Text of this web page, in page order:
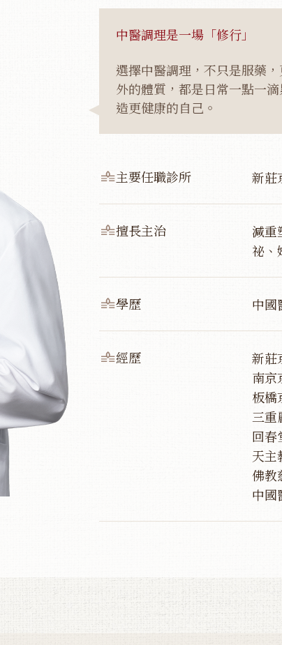
中醫調理是一場「修行」
選擇中醫調理，不只是服藥
外的體質，都是日常一點一
造更健康的自己。
主要任職診所 新莊
擅長主治
減重
祕、
學歷 中國
經歷
新莊
南京
板橋
三重
回春
天主
佛教
中國